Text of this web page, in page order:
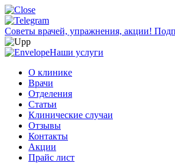
Советы врачей, упражнения, акции!
Наши услуги
О клинике
Врачи
Отделения
Статьи
Клинические случаи
Отзывы
Контакты
Акции
Прайс лист